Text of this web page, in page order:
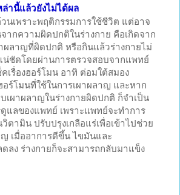
านี้แล้วยังไม่ได้ผล
เพราะพฤติกรรมการใช้ชีวิต แต่อาจ
ากความผิดปกติในร่างกาย คือเกิดจาก
ผลาญที่ผิดปกติ หรือกินแล้วร่างกายไม่
น่ชัดโดยผ่านการตรวจสอบจากแพทย์
คเรื่องฮอร์โมน อาทิ ต่อมใต้สมอง
ร์โมนที่ใช้ในการเผาผลาญ และหาก
เผาผลาญในร่างกายผิดปกติ ก็จำเป็น
แลของแพทย์ เพราะแพทย์จะทำการ
ตามิน ปรับปรุงเกลือแร่เพื่อเข้าไปช่วย
ญ เมื่ออาการดีขึ้น ไขมันและ
ดลง ร่างกายก็จะสามารถกลับมาแข็ง